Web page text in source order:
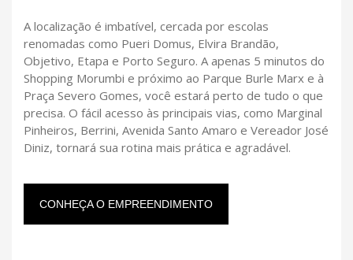
A localização é imbatível, cercada por escolas
renomadas como Pueri Domus, Elvira Brandão,
Objetivo, Etapa e Porto Seguro. A apenas 5 minutos do
Shopping Morumbi e próximo ao Parque Burle Marx e à
Praça Severo Gomes, você estará perto de tudo o que
precisa. O fácil acesso às principais vias, como Marginal
Pinheiros, Berrini, Avenida Santo Amaro e Vereador José
Diniz, tornará sua rotina mais prática e agradável.
CONHEÇA O EMPREENDIMENTO